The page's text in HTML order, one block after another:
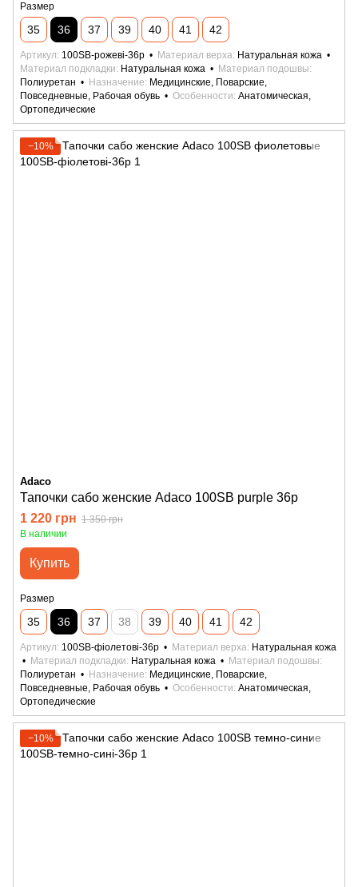
Размер
35 36 37 39 40 41 42
Артикул 100SB-рожеві-36р Материал верха Натуральная кожа
Материал подкладки
Натуральная кожа
Материал подошвы
Полиуретан
Назначение
Медицинские, Поварские,
Повседневные, Рабочая обувь
Особенности Анатомическая,
Ортопедические
−10%
Adaco
Тапочки сабо женские Adaco 100SB purple 36р
1 220 грн 1 350 грн
В наличии
Купить
Размер
35 36 37 38 39 40 41 42
Артикул 100SB-фіолетові-36р Материал верха Натуральная кожа
Материал подкладки
Натуральная кожа
Материал подошвы
Полиуретан
Назначение
Медицинские, Поварские,
Повседневные, Рабочая обувь
Особенности Анатомическая,
Ортопедические
−10%